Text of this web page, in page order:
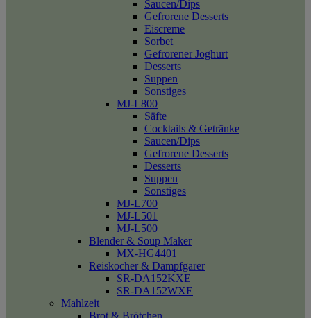
Saucen/Dips
Gefrorene Desserts
Eiscreme
Sorbet
Gefrorener Joghurt
Desserts
Suppen
Sonstiges
MJ-L800
Säfte
Cocktails & Getränke
Saucen/Dips
Gefrorene Desserts
Desserts
Suppen
Sonstiges
MJ-L700
MJ-L501
MJ-L500
Blender & Soup Maker
MX-HG4401
Reiskocher & Dampfgarer
SR-DA152KXE
SR-DA152WXE
Mahlzeit
Brot & Brötchen